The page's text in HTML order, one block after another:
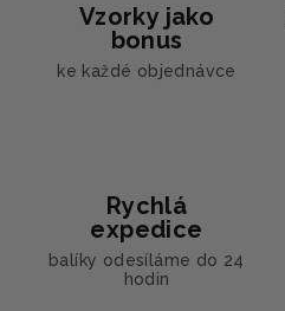
Vzorky jako
bonus
ke každé objednávce
Rychlá
expedice
balíky odesíláme do 24
hodin